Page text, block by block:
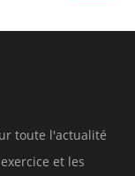
toute l'actualité
et les